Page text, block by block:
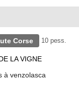
Corse 10 pess.
LA VIGNE
à venzolasca